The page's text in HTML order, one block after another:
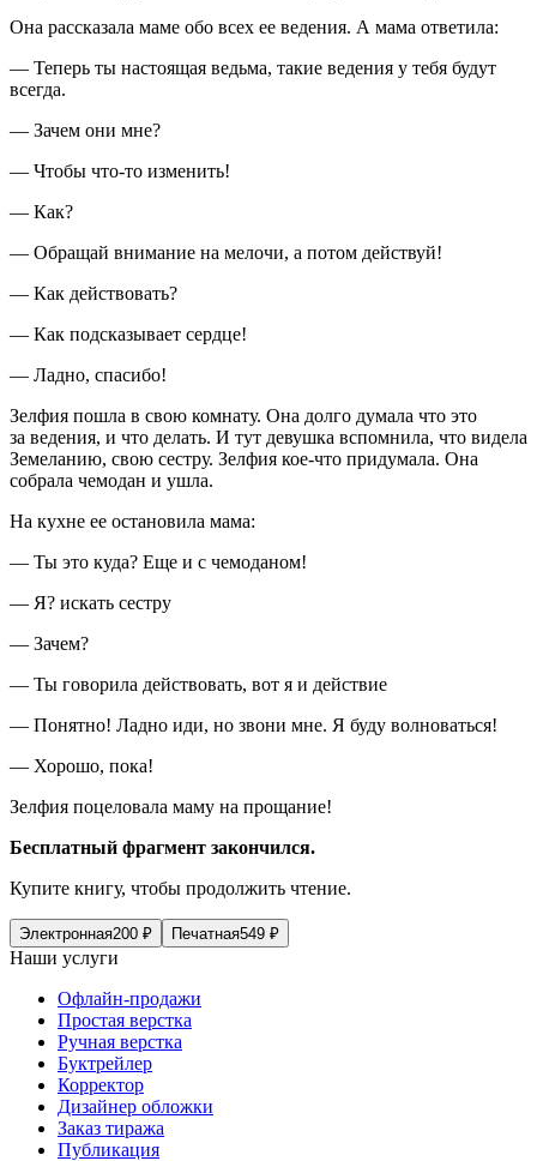
Она рассказала маме обо всех ее ведения. А мама ответила:
— Теперь ты настоящая ведьма, такие ведения у тебя будут
всегда.
— Зачем они мне?
— Чтобы что-то изменить!
— Как?
— Обращай внимание на мелочи, а потом действуй!
— Как действовать?
— Как подсказывает сердце!
— Ладно, спасибо!
Зелфия пошла в свою комнату. Она долго думала что это
за ведения, и что делать. И тут девушка вспомнила, что видела
Земеланию, свою сестру. Зелфия кое-что придумала. Она
собрала чемодан и ушла.
На кухне ее остановила мама:
— Ты это куда? Еще и с чемоданом!
— Я? искать сестру
— Зачем?
— Ты говорила действовать, вот я и действие
— Понятно! Ладно иди, но звони мне. Я буду волноваться!
— Хорошо, пока!
Зелфия поцеловала маму на прощание!
Бесплатный фрагмент закончился.
Купите книгу, чтобы продолжить чтение.
Электронная200 ₽ Печатная549 ₽
Наши услуги
Офлайн-продажи
Простая верстка
Ручная верстка
Буктрейлер
Корректор
Дизайнер обложки
Заказ тиража
Публикация